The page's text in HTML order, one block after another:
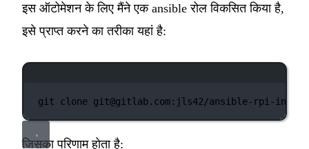
इस ऑटोमेशन के लिए मैंने एक ansible रोल विकसित किया है,
इसे प्राप्त करने का तरीका यहां है:
git clone git@gitlab.com:jls42/ansible-rpi-
जिसका परिणाम होता है: